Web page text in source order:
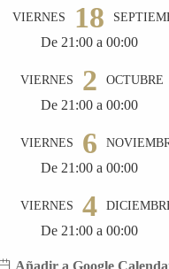
VIERNES 18
De 21:00 a 00:00
VIERNES 2 OCTUBRE
De 21:00 a 00:00
VIERNES 6
De 21:00 a 00:00
VIERNES 4
De 21:00 a 00:00